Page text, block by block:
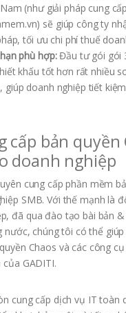
(như giải pháp cung
sẽ giúp công ty
tối ưu chi phí thuế
phù hợp:Đầu tư gói gói
khấu tốt hơn rất nhiều
doanh nghiệp tiết
cấp bản quyền
doanh nghiệp
cung cấp phần mềm
SMB. Với thế mạnh là
đã qua đào tạo bài bản
nước, chúng tôi có thể
Chaos và các công
của GADITI.
cung cấp dịch vụ IT toàn